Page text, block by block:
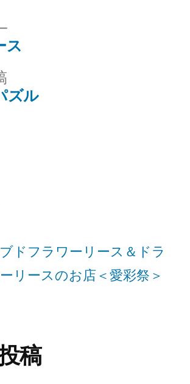
の
ズル
次
の
ス
ドフラワーリース＆ドラ
リースのお店＜愛彩祭＞
稿